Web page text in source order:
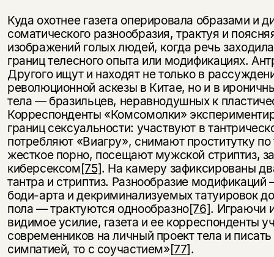
Куда охотнее газета оперировала образами и
соматического разнообразия, трактуя и
изображений голых людей, когда речь
границ телесного опыта или модификациях.
Другого ищут и находят не только в
революционной аскезы в Китае, но и в
тела — бразильцев, неравнодушных к
Корреспонденты «Комсомолки»
границ сексуальности: участвуют в
потребляют «Виагру», снимают проститутку
жесткое порно, посещают мужской стриптиз,
киберсексом[75]. На камеру зафиксированы
тантра и стриптиз. Разнообразие модификаций
боди-арта и декриминализуемых татуировок
пола — трактуются однообразно[76]. Играючи
видимое усилие, газета и ее корреспонденты
современников на личный проект тела и
симпатией, то с соучастием»[77].